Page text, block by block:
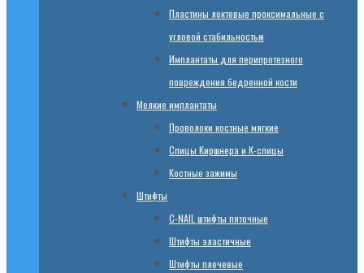
Пластины локтевые проксимальные с
угловой стабильностью
Имплантаты для перипротезного
повреждения бедренной кости
Мелкие имплантаты
Проволоки костные мягкие
Спицы Киршнера и К-спицы
Костные зажимы
Штифты
C-NAIL штифты пяточные
Штифты эластичные
Штифты плечевые